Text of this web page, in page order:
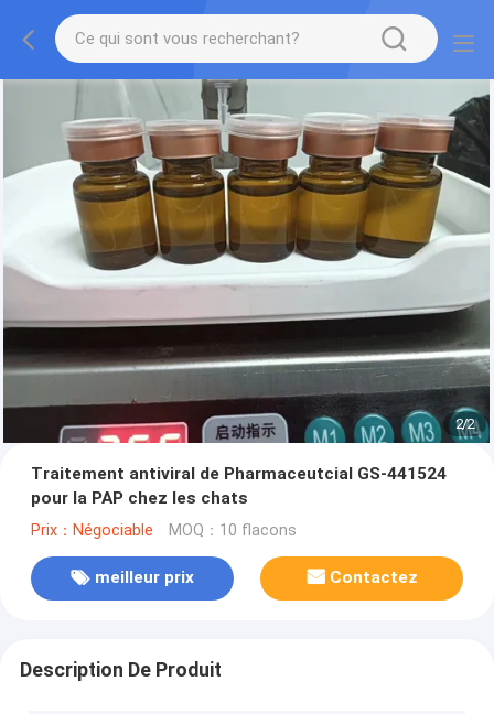
2/2
Traitement antiviral de Pharmaceutcial GS-441524
pour la PAP chez les chats
Prix：Négociable MOQ：10 flacons
meilleur prix Contactez
Description De Produit